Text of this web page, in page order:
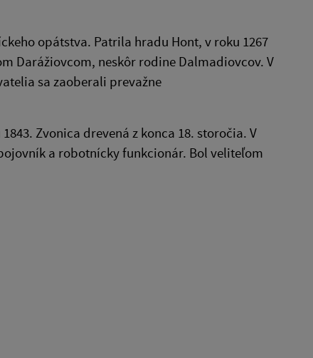
opátstva. Patrila hradu Hont, v roku 1267
Darážiovcom, neskôr rodine Dalmadiovcov. V
sa zaoberali prevažne
Zvonica drevená z konca 18. storočia. V
a robotnícky funkcionár. Bol veliteľom